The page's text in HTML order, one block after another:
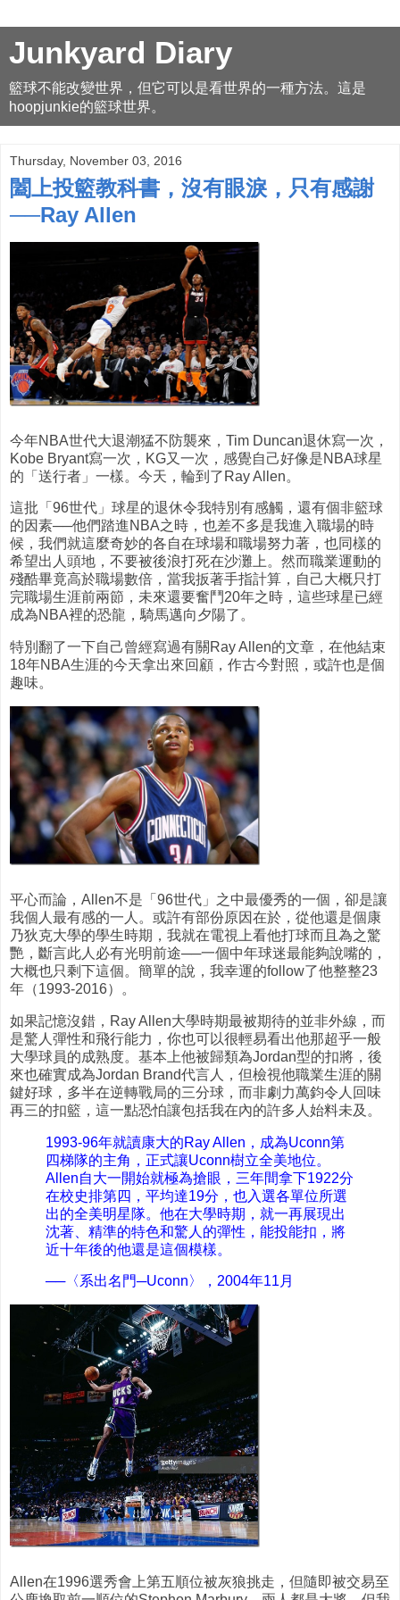
Junkyard Diary
籃球不能改變世界，但它可以是看世界的一種方法。這是
hoopjunkie的籃球世界。
Thursday, November 03, 2016
闔上投籃教科書，沒有眼淚，只有感謝
──Ray Allen
今年NBA世代大退潮猛不防襲來，Tim Duncan退休寫一次，
Kobe Bryant寫一次，KG又一次，感覺自己好像是NBA球星
的「送行者」一樣。今天，輪到了Ray Allen。
這批「96世代」球星的退休令我特別有感觸，還有個非籃球
的因素──他們踏進NBA之時，也差不多是我進入職場的時
候，我們就這麼奇妙的各自在球場和職場努力著，也同樣的
希望出人頭地，不要被後浪打死在沙灘上。然而職業運動的
殘酷畢竟高於職場數倍，當我扳著手指計算，自己大概只打
完職場生涯前兩節，未來還要奮鬥20年之時，這些球星已經
成為NBA裡的恐龍，騎馬邁向夕陽了。
特別翻了一下自己曾經寫過有關Ray Allen的文章，在他結束
18年NBA生涯的今天拿出來回顧，作古今對照，或許也是個
趣味。
平心而論，Allen不是「96世代」之中最優秀的一個，卻是讓
我個人最有感的一人。或許有部份原因在於，從他還是個康
乃狄克大學的學生時期，我就在電視上看他打球而且為之驚
艷，斷言此人必有光明前途──一個中年球迷最能夠說嘴的，
大概也只剩下這個。簡單的說，我幸運的follow了他整整23
年（1993-2016）。
如果記憶沒錯，Ray Allen大學時期最被期待的並非外線，而
是驚人彈性和飛行能力，你也可以很輕易看出他那超乎一般
大學球員的成熟度。基本上他被歸類為Jordan型的扣將，後
來也確實成為Jordan Brand代言人，但檢視他職業生涯的關
鍵好球，多半在逆轉戰局的三分球，而非劇力萬鈞令人回味
再三的扣籃，這一點恐怕讓包括我在內的許多人始料未及。
1993-96年就讀康大的Ray Allen，成為Uconn第
四梯隊的主角，正式讓Uconn樹立全美地位。
Allen自大一開始就極為搶眼，三年間拿下1922分
在校史排第四，平均達19分，也入選各單位所選
出的全美明星隊。他在大學時期，就一再展現出
沈著、精準的特色和驚人的彈性，能投能扣，將
近十年後的他還是這個模樣。
──〈系出名門─Uconn〉，2004年11月
Allen在1996選秀會上第五順位被灰狼挑走，但隨即被交易至